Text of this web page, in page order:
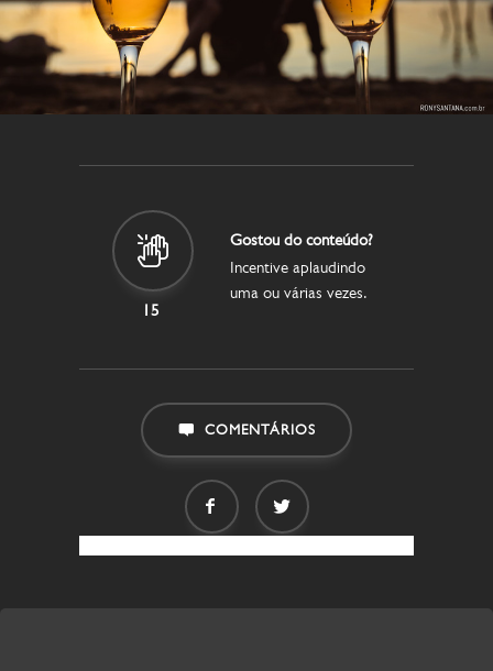
15
Gostou do conteúdo?
Incentive aplaudindo
uma ou várias vezes.
COMENTÁRIOS